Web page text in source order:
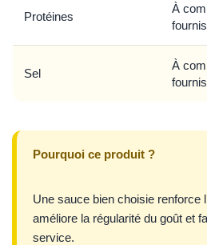
Protéines
À
Sel
À
Pourquoi ce produit ?
Une sauce bien choisie renforce
améliore la régularité du goût et
service.